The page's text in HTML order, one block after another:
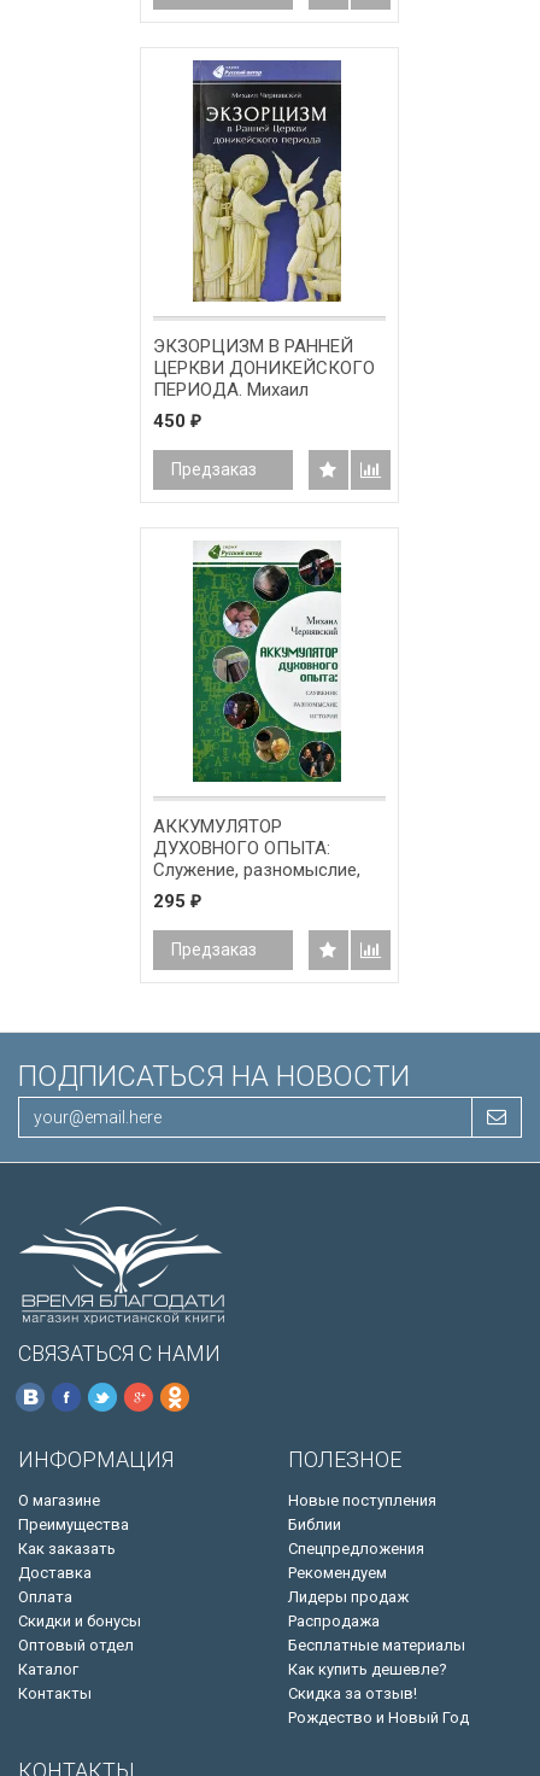
ЭКЗОРЦИЗМ В РАННЕЙ
ЦЕРКВИ ДОНИКЕЙСКОГО
ПЕРИОДА. Михаил
Чернявский
450 ₽
Предзаказ
АККУМУЛЯТОР
ДУХОВНОГО ОПЫТА:
Служение, разномыслие,
история. Михаил
Чернявский
295 ₽
Предзаказ
ПОДПИСАТЬСЯ НА НОВОСТИ
СВЯЗАТЬСЯ С НАМИ
ИНФОРМАЦИЯ
О магазине
Преимущества
Как заказать
Доставка
Оплата
Скидки и бонусы
Оптовый отдел
Каталог
Контакты
ПОЛЕЗНОЕ
Новые поступления
Библии
Спецпредложения
Рекомендуем
Лидеры продаж
Распродажа
Бесплатные материалы
Как купить дешевле?
Скидка за отзыв!
Рождество и Новый Год
КОНТАКТЫ